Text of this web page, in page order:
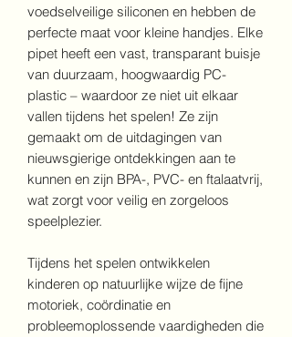
voedselveilige siliconen en hebben de
perfecte maat voor kleine handjes. Elke
pipet heeft een vast, transparant buisje
van duurzaam, hoogwaardig PC-
plastic – waardoor ze niet uit elkaar
vallen tijdens het spelen! Ze zijn
gemaakt om de uitdagingen van
nieuwsgierige ontdekkingen aan te
kunnen en zijn BPA-, PVC- en ftalaatvrij,
wat zorgt voor veilig en zorgeloos
speelplezier.
Tijdens het spelen ontwikkelen
kinderen op natuurlijke wijze de fijne
motoriek, coördinatie en
probleemoplossende vaardigheden die